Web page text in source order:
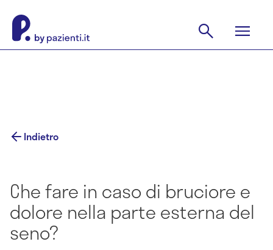
Indietro
Che fare in caso di bruciore e
dolore nella parte esterna del
seno?